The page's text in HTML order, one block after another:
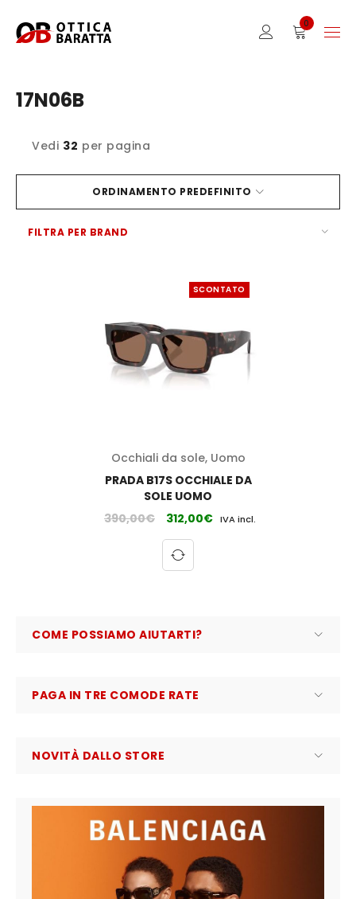
0
17N06B
ORDINAMENTO PREDEFINITO
Vedi 32 per pagina
FILTRA PER BRAND
SCONTATO
Occhiali da sole, Uomo
PRADA B17S OCCHIALE DA
SOLE UOMO
390,00€ 312,00€ IVA incl.
COME POSSIAMO AIUTARTI?
PAGA IN TRE COMODE RATE
NOVITÀ DALLO STORE